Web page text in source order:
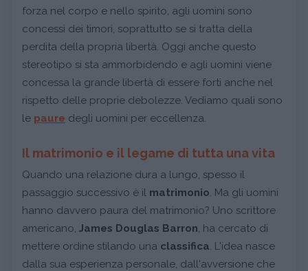
forza nel corpo e nello spirito, agli uomini sono
concessi dei timori, soprattutto se si tratta della
perdita della propria libertà. Oggi anche questo
stereotipo si sta ammorbidendo e agli uomini viene
concessa la grande libertà di essere forti anche nel
rispetto delle proprie debolezze. Vediamo quali sono
le paure degli uomini per eccellenza.
Il matrimonio e il legame di tutta una vita
Quando una relazione dura a lungo, spesso il
passaggio successivo è il matrimonio. Ma gli uomini
hanno davvero paura del matrimonio? Uno scrittore
americano, James Douglas Barron, ha cercato di
mettere ordine stilando una classifica. L'idea nasce
dalla sua esperienza personale, dall'avversione che